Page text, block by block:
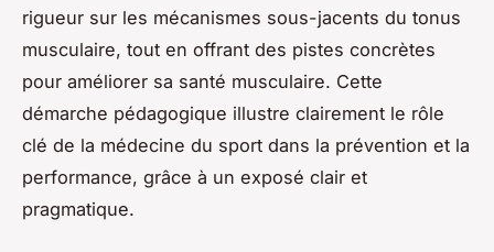
rigueur sur les mécanismes sous-jacents du tonus
musculaire, tout en offrant des pistes concrètes
pour améliorer sa santé musculaire. Cette
démarche pédagogique illustre clairement le rôle
clé de la médecine du sport dans la prévention et la
performance, grâce à un exposé clair et
pragmatique.